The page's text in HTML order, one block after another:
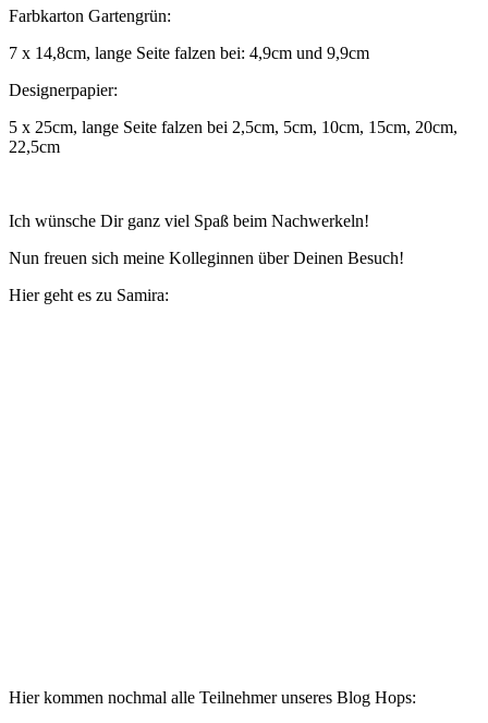
Farbkarton Gartengrün:
7 x 14,8cm, lange Seite falzen bei: 4,9cm und 9,9cm
Designerpapier:
5 x 25cm, lange Seite falzen bei 2,5cm, 5cm, 10cm, 15cm, 20cm,
22,5cm
Ich wünsche Dir ganz viel Spaß beim Nachwerkeln!
Nun freuen sich meine Kolleginnen über Deinen Besuch!
Hier geht es zu Samira:
Hier kommen nochmal alle Teilnehmer unseres Blog Hops: